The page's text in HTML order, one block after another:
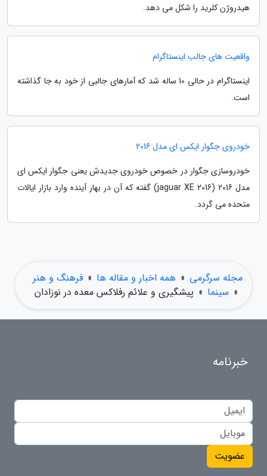
هیدروژن کلرید را شکل می دهد.
واقعیت های جالب اینستاگرام
اینستاگرام در حالی 10 ساله شد که آمارهای جالبی از خود به جا گذاشته
است.
خودروی جگوار ایکس ای مدل 2016
خودروسازی جگوار در خصوص خودروی جدیدش یعنی جگوار ایکس ای
مدل 2016 (jaguar XE 2016) گفته که آن در بهار آینده وارد بازار ایالات
متحده می گردد.
مجله سرگرمی » همه اخبار و مقاله ها » فرهنگ و هنر
» سینما » پیشگیری و علائم رفلاکس معده در نوزادان
خبرنامه
عضویت